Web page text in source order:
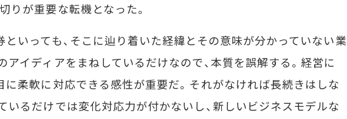
りが重要な転機となった。
といっても、そこに辿り着いた経緯とその意味が分かっていない業
アイディアをまねしているだけなので、本質を誤解する。経営に
に柔軟に対応できる感性が重要だ。それがなければ長続きはしな
いるだけでは変化対応力が付かないし、新しいビジネスモデルな